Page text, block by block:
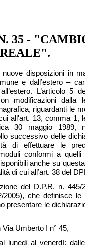
35 -
disposizioni in
e dall’estero –
L’articolo 5
modificazioni dalla
riguardanti le
all'art. 13, comma 1,
30 maggio 1989,
successivo delle
di effettuare le
conformi a
anche su
di cui all’art. 38 del
del D.P.R. n. 445/
2005), che definisce le
presentare le
Umberto I n° 45,
lunedì al venerdì: